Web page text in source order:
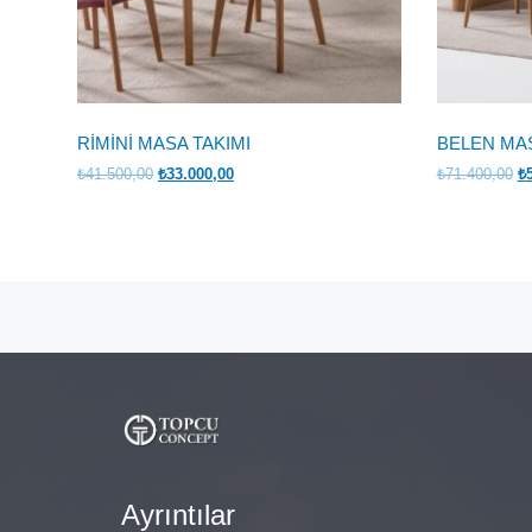
RİMİNİ MASA TAKIMI
₺41.500,00 Orijinal
₺33.000,00Şu
BELEN
₺71.400,00 ₺
Ayrıntılar